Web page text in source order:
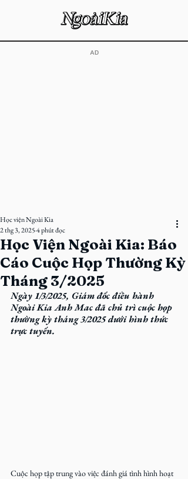
​AD
Học Viện Ngoài Kia: Báo
Cáo Cuộc Họp Thường Kỳ
Tháng 3/2025
Học viện Ngoài Kia
2 thg 3, 20254 phút đọc
Ngày 1/3/2025, Giám đốc điều hành
Ngoài Kia Anh Mac đã chủ trì cuộc họp
thường kỳ tháng 3/2025 dưới hình thức
trực tuyến.
Cuộc họp tập trung vào việc đánh giá tình hình hoạt